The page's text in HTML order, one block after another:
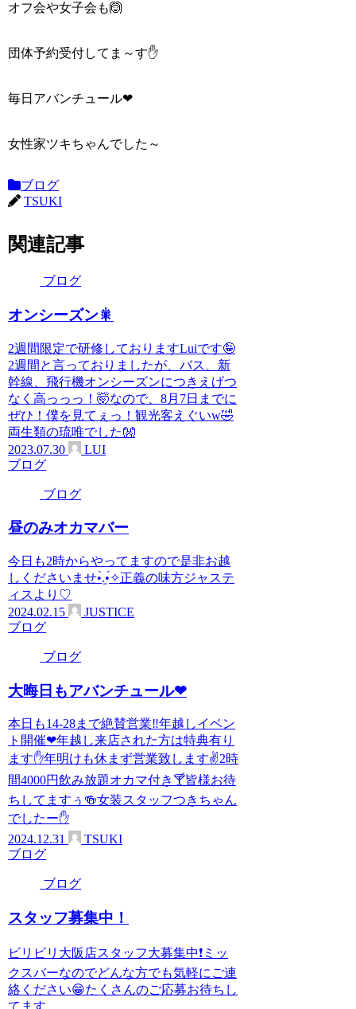
オフ会や女子会も🙆
団体予約受付してま～す✋
毎日アバンチュール❤
女性家ツキちゃんでした～
ブログ
TSUKI
関連記事
ブログ
オンシーズン🎇
2週間限定で研修しておりますLuiです🤪
2週間と言っておりましたが、バス、新
幹線、飛行機オンシーズンにつきえげつ
なく高っっっ！🤯なので、8月7日までに
ぜひ！僕を見てぇっ！観光客えぐいw🤣
両生類の琉唯でした👐
2023.07.30
LUI
ブログ
ブログ
昼のみオカマバー
今日も2時からやってますので是非お越
しくださいませ•̀.̫•́✧正義の味方ジャステ
ィスより♡
2024.02.15
JUSTICE
ブログ
ブログ
大晦日もアバンチュール❤
本日も14-28まで絶賛営業‼️年越しイベン
ト開催❤年越し来店された方は特典有り
ます✋年明けも休まず営業致します✌2時
間4000円飲み放題オカマ付き🍸皆様お待
ちしてますぅ🍻女装スタッフつきちゃん
でしたー✋
2024.12.31
TSUKI
ブログ
ブログ
スタッフ募集中！
ビリビリ大阪店スタッフ大募集中❗ミッ
クスバーなのでどんな方でも気軽にご連
絡ください😁たくさんのご応募お待ちし
てます